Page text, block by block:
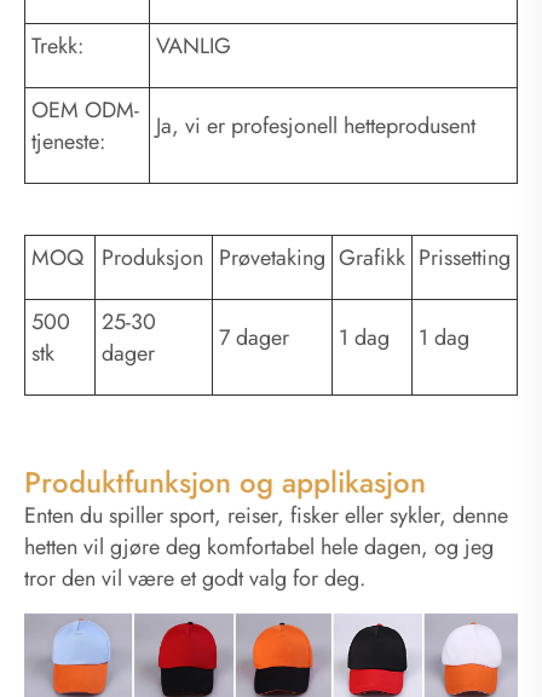
Trekk: VANLIG
OEM ODM-
tjeneste:
Ja, vi er profesjonell hetteprodusent
MOQ Produksjon Prøvetaking Grafikk Prissetting
500
stk
25-30
dager
7 dager 1 dag 1 dag
Produktfunksjon og applikasjon
Enten du spiller sport, reiser, fisker eller sykler, denne
hetten vil gjøre deg komfortabel hele dagen, og jeg
tror den vil være et godt valg for deg.